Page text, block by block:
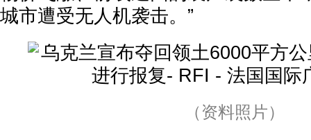
城市遭受无人机袭击。”
（资料照片）